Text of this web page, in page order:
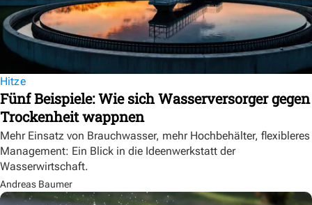
Hitze
Fünf Beispiele: Wie sich Wasserversorger gegen
Trockenheit wappnen
Mehr Einsatz von Brauchwasser, mehr Hochbehälter, flexibleres
Management: Ein Blick in die Ideenwerkstatt der
Wasserwirtschaft.
Andreas Baumer